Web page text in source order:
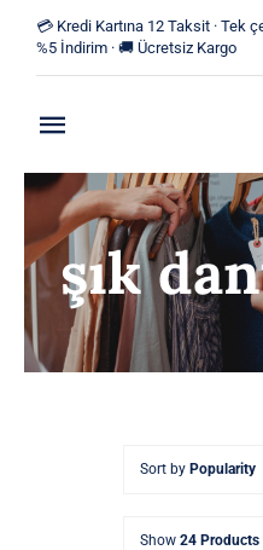
content
💳 Kredi Kartına 12 Taksit · Tek
%5 İndirim · 🚚 Ücretsiz Kargo
Toggle
Navigation
Anasayfa
Mağaza
Yeni Ürünler
şık
Sort by Popularity
Show 24 Products